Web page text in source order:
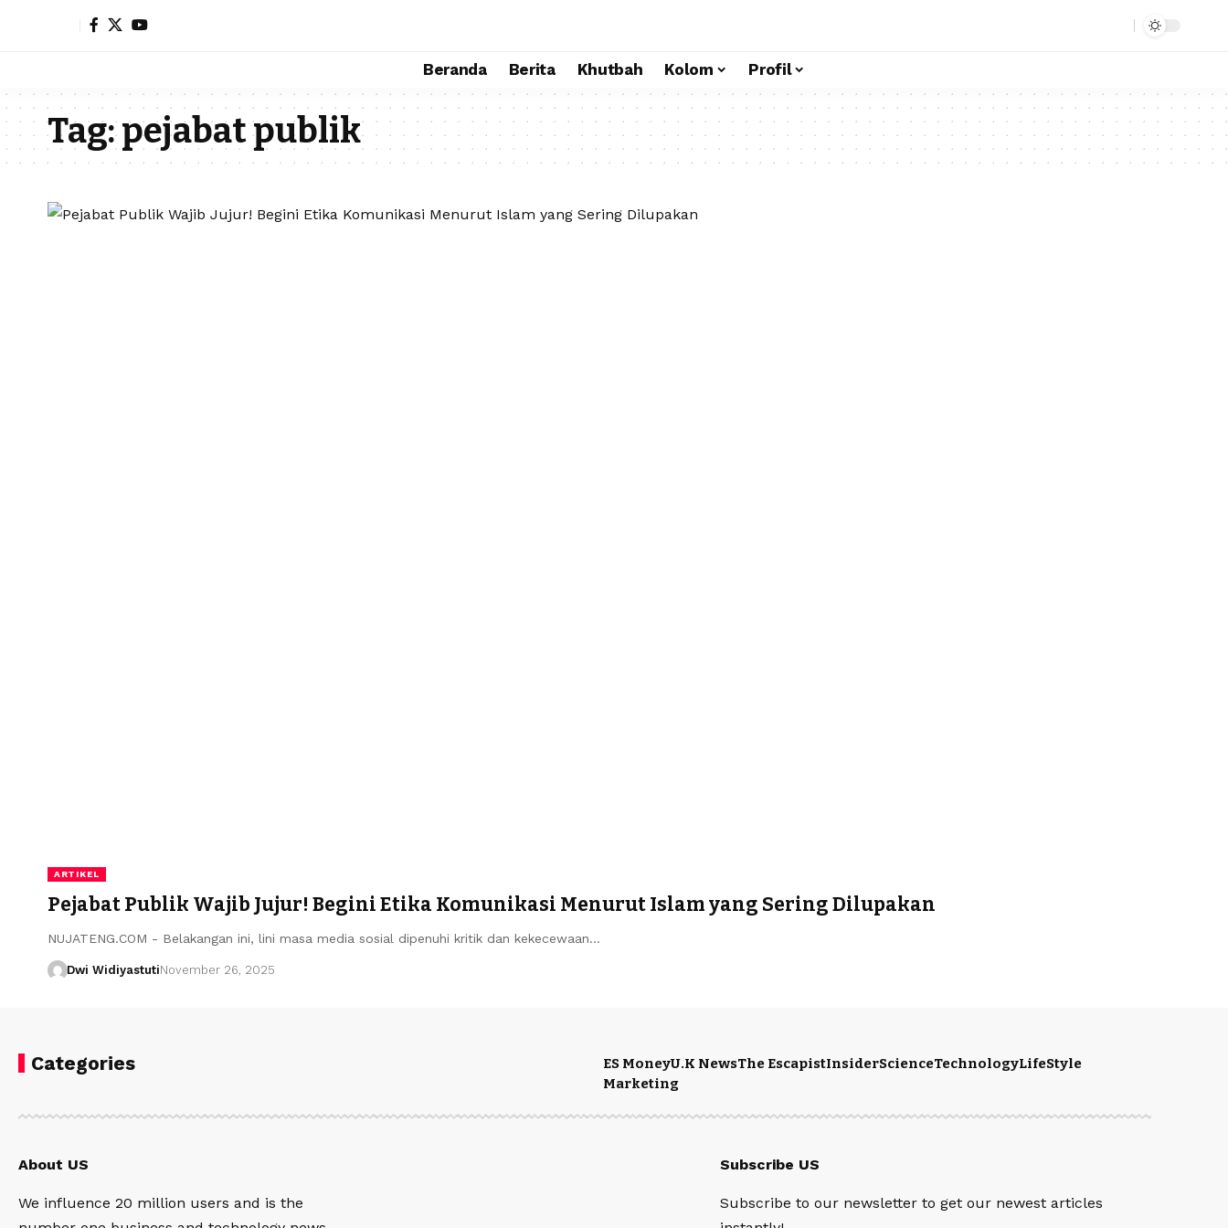
Beranda Berita Khutbah Kolom Profil
Tag:pejabat publik
ARTIKEL
Pejabat Publik Wajib Jujur! Begini Etika Komunikasi Menurut Islam yang Sering Dilupakan
NUJATENG.COM - Belakangan ini, lini masa media sosial dipenuhi kritik dan kekecewaan…
Dwi WidiyastutiNovember 26, 2025
Categories ES MoneyU.K NewsThe EscapistInsiderScienceTechnologyLifeStyle
Marketing
About US
We influence 20 million users and is the
Subscribe US
Subscribe to our newsletter to get our newest articles